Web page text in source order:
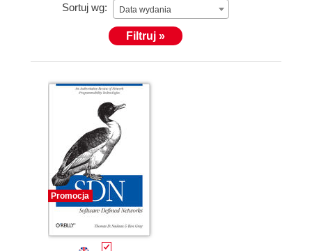
Sortuj wg: Data wydania
Filtruj »
Promocja